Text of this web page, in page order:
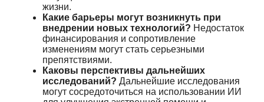
жизни.
Какие барьеры могут возникнуть при
внедрении новых технологий? Недостаток
финансирования и сопротивление
изменениям могут стать серьезными
препятствиями.
Каковы перспективы дальнейших
исследований? Дальнейшие исследования
могут сосредоточиться на использовании ИИ